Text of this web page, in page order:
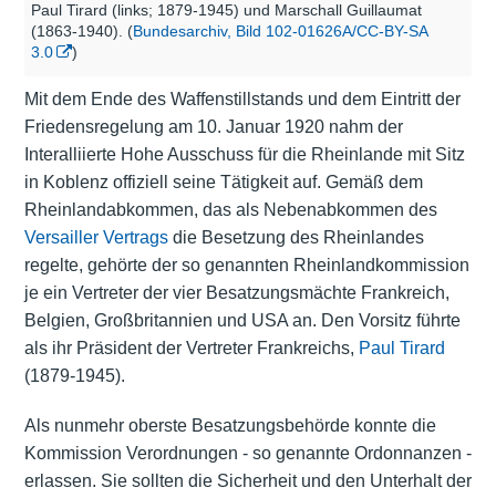
Paul Tirard (links; 1879-1945) und Marschall Guillaumat
(1863-1940). (Bundesarchiv, Bild 102-01626A/CC-BY-SA
3.0
)
Mit dem Ende des Waffenstillstands und dem Eintritt der
Friedensregelung am 10. Januar 1920 nahm der
Interalliierte Hohe Ausschuss für die Rheinlande mit Sitz
in Koblenz offiziell seine Tätigkeit auf. Gemäß dem
Rheinlandabkommen, das als Nebenabkommen des
Versailler Vertragsdie Besetzung des Rheinlandes
regelte, gehörte der so genannten Rheinlandkommission
je ein Vertreter der vier Besatzungsmächte Frankreich,
Belgien, Großbritannien und USA an. Den Vorsitz führte
als ihr Präsident der Vertreter Frankreichs, Paul Tirard
(1879-1945).
Als nunmehr oberste Besatzungsbehörde konnte die
Kommission Verordnungen - so genannte Ordonnanzen -
erlassen. Sie sollten die Sicherheit und den Unterhalt der